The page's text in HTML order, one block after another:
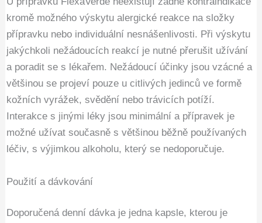
kromě možného výskytu alergické reakce na složky
přípravku nebo individuální nesnášenlivosti. Při výskytu
jakýchkoli nežádoucích reakcí je nutné přerušit užívání
a poradit se s lékařem. Nežádoucí účinky jsou vzácné a
většinou se projeví pouze u citlivých jedinců ve formě
kožních vyrážek, svědění nebo trávicích potíží.
Interakce s jinými léky jsou minimální a přípravek je
možné užívat současně s většinou běžně používaných
léčiv, s výjimkou alkoholu, který se nedoporučuje.
Použití a dávkování
Doporučená denní dávka je jedna kapsle, kterou je